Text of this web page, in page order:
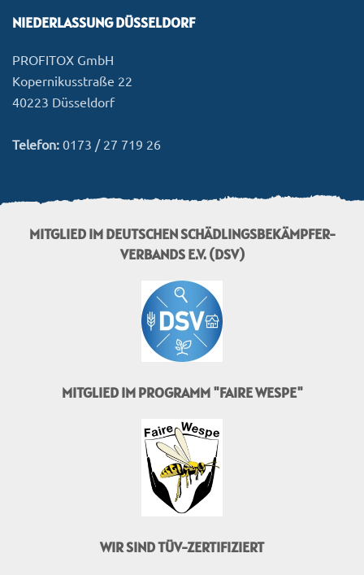
NIEDERLASSUNG DÜSSELDORF
PROFITOX GmbH
Kopernikusstraße 22
40223 Düsseldorf
Telefon: 0173 / 27 719 26
MITGLIED IM DEUTSCHEN SCHÄDLINGSBEKÄMPFER-
VERBANDS E.V. (DSV)
MITGLIED IM PROGRAMM "FAIRE WESPE"
WIR SIND TÜV-ZERTIFIZIERT